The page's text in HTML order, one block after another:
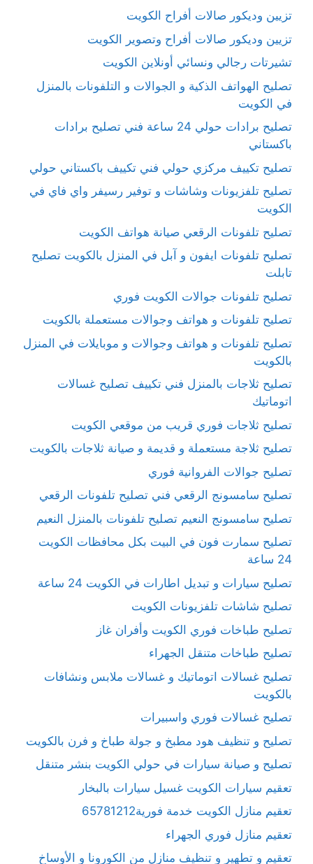
تزيين وديكور صالات أفراح الكويت
تزيين وديكور صالات أفراح وتصوير الكويت
تشيرتات رجالي ونسائي أونلاين الكويت
تصليح الهواتف الذكية و الجوالات و التلفونات بالمنزل
في الكويت
تصليح برادات حولي 24 ساعة فني تصليح برادات
باكستاني
تصليح تكييف مركزي حولي فني تكييف باكستاني حولي
تصليح تلفزيونات وشاشات و توفير رسيفر واي فاي في
الكويت
تصليح تلفونات الرقعي صيانة هواتف الكويت
تصليح تلفونات ايفون و آبل في المنزل بالكويت تصليح
تابلت
تصليح تلفونات جوالات الكويت فوري
تصليح تلفونات و هواتف وجوالات مستعملة بالكويت
تصليح تلفونات و هواتف وجوالات و موبايلات في المنزل
بالكويت
تصليح ثلاجات بالمنزل فني تكييف تصليح غسالات
اتوماتيك
تصليح ثلاجات فوري قريب من موقعي الكويت
تصليح ثلاجة مستعملة و قديمة و صيانة ثلاجات بالكويت
تصليح جوالات الفروانية فوري
تصليح سامسونج الرقعي فني تصليح تلفونات الرقعي
تصليح سامسونج النعيم تصليح تلفونات بالمنزل النعيم
تصليح سمارت فون في البيت بكل محافظات الكويت
24 ساعة
تصليح سيارات و تبديل اطارات في الكويت 24 ساعة
تصليح شاشات تلفزيونات الكويت
تصليح طباخات فوري الكويت وأفران غاز
تصليح طباخات متنقل الجهراء
تصليح غسالات اتوماتيك و غسالات ملابس ونشافات
بالكويت
تصليح غسالات فوري واسبيرات
تصليح و تنظيف هود مطبخ و جولة طباخ و فرن بالكويت
تصليح و صيانة سيارات في حولي الكويت بنشر متنقل
تعقيم سيارات الكويت غسيل سيارات بالبخار
تعقيم منازل الكويت خدمة فورية65781212
تعقيم منازل فوري الجهراء
تعقيم و تطهير و تنظيف منازل من الكورونا و الأوساخ